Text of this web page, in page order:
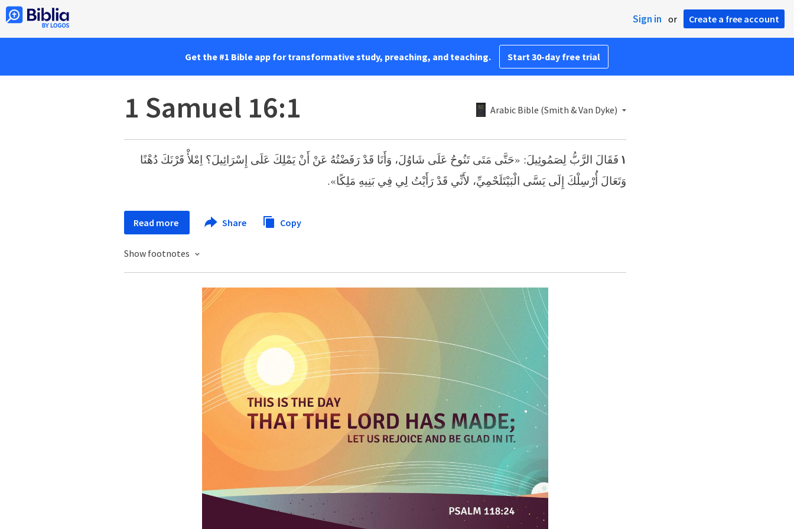
Sign in or Create a free account
Get the #1 Bible app for transformative study, preaching, and teaching. Start 30-day free trial
1 Samuel 16:1 Arabic Bible (Smith & Van Dyke)
١ فَقَالَ الرَّبُّ لِصَمُوئِيلَ: «حَتَّى مَتَى تَنُوحُ عَلَى شَاوُلَ، وَأَنَا قَدْ رَفَضْتُهُ عَنْ أَنْ يَمْلِكَ عَلَى إِسْرَائِيلَ؟ اِمْلأْ قَرْنَكَ دُهْنًا
وَتَعَالَ أُرْسِلْكَ إِلَى يَسَّى الْبَيْتَلَحْمِيِّ، لأَنِّي قَدْ رَأَيْتُ لِي فِي بَنِيهِ مَلِكًا».
Read more Share Copy
Show footnotes